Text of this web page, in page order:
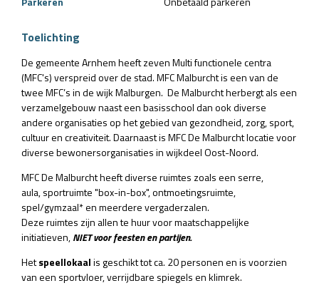
Toelichting
De gemeente Arnhem heeft zeven Multi functionele centra
(MFC's) verspreid over de stad. MFC Malburcht is een van de
twee MFC’s in de wijk Malburgen. De Malburcht herbergt als een
verzamelgebouw naast een basisschool dan ook diverse
andere organisaties op het gebied van gezondheid, zorg, sport,
cultuur en creativiteit. Daarnaast is MFC De Malburcht locatie voor
diverse bewonersorganisaties in wijkdeel Oost-Noord.
MFC De Malburcht heeft diverse ruimtes zoals een serre,
aula, sportruimte "box-in-box", ontmoetingsruimte,
spel/gymzaal* en meerdere vergaderzalen.
Deze ruimtes zijn allen te huur voor maatschappelijke
initiatieven,NIET voor feesten en partijen.
Hetspeellokaalis geschikt tot ca. 20 personen en is voorzien
van een sportvloer, verrijdbare spiegels en klimrek.